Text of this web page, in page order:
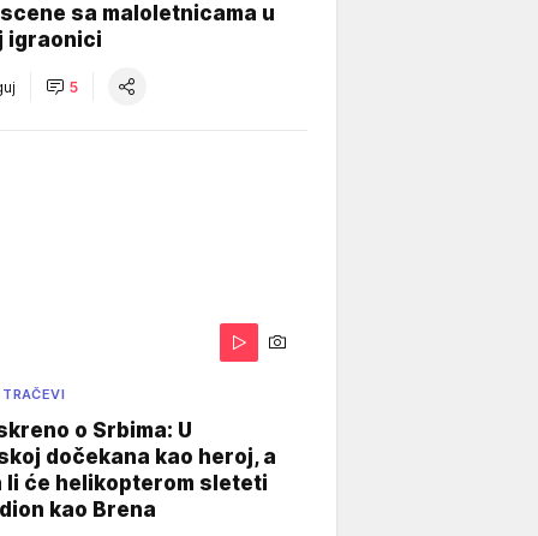
sa maloletnicama u
igraonici
5
o Srbima: U
dočekana kao heroj, a
li će helikopterom sleteti
kao Brena